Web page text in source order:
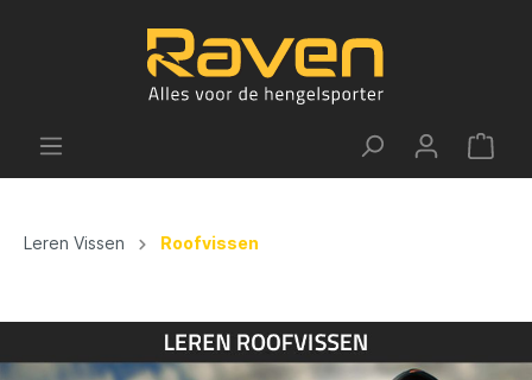
Leren Vissen Roofvissen